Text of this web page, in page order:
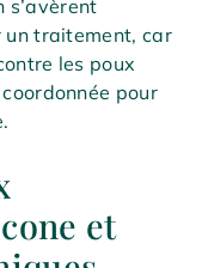
s’avèrent
un traitement, car
les poux
pour
et